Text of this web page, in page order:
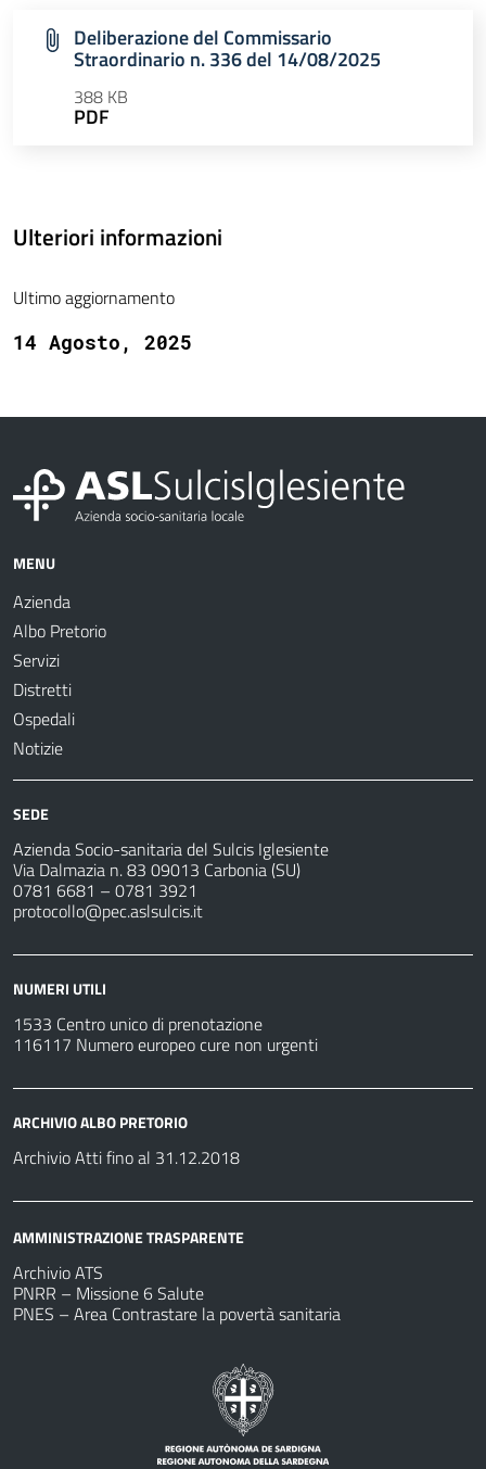
Deliberazione del Commissario
Straordinario n. 336 del 14/08/2025
388 KB
PDF
Ulteriori informazioni
Ultimo aggiornamento
14 Agosto, 2025
MENU
Azienda
Albo Pretorio
Servizi
Distretti
Ospedali
Notizie
SEDE
Azienda Socio-sanitaria del Sulcis Iglesiente
Via Dalmazia n. 83 09013 Carbonia (SU)
0781 6681 – 0781 3921
protocollo@pec.aslsulcis.it
NUMERI UTILI
1533 Centro unico di prenotazione
116117 Numero europeo cure non urgenti
ARCHIVIO ALBO PRETORIO
Archivio Atti fino al 31.12.2018
AMMINISTRAZIONE TRASPARENTE
Archivio ATS
PNRR – Missione 6 Salute
PNES – Area Contrastare la povertà sanitaria